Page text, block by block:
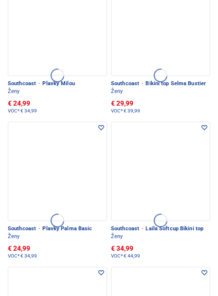
Southcoast · Plavky Milou
Ženy
€ 24,99
VOC*€ 34,99
Southcoast · Bikini top Selma Bustier
Ženy
€ 29,99
VOC*€ 39,99
Southcoast · Plavky Palma Basic
Ženy
€ 24,99
VOC*€ 34,99
Southcoast · Laila Softcup Bikini top
Ženy
€ 34,99
VOC*€ 44,99